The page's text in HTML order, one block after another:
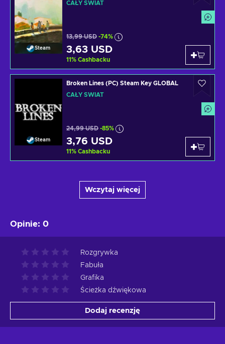
Steam
CAŁY ŚWIAT
13,99 USD -74%
3,63 USD
11% Cashbacku
Steam
Broken Lines (PC) Steam Key GLOBAL
CAŁY ŚWIAT
24,99 USD -85%
3,76 USD
11% Cashbacku
Wczytaj więcej
Opinie: 0
Rozgrywka
Fabuła
Grafika
Ścieżka dźwiękowa
Dodaj recenzję